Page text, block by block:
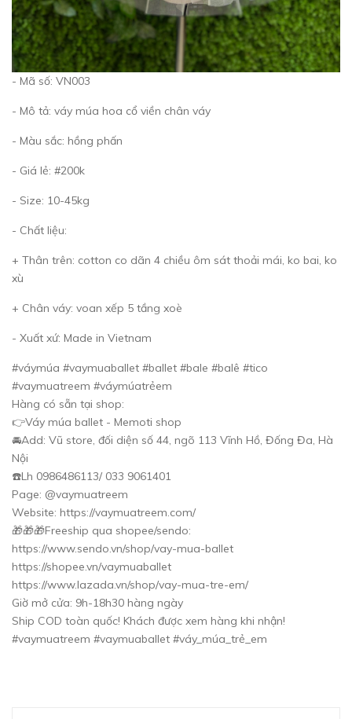
- Mã số: VN003
- Mô tả: váy múa hoa cổ viền chân váy
- Màu sắc: hồng phấn
- Giá lẻ: #200k
- Size: 10-45kg
- Chất liệu:
+ Thân trên: cotton co dãn 4 chiều ôm sát thoải mái, ko bai, ko
xù
+ Chân váy: voan xếp 5 tầng xoè
- Xuất xứ: Made in Vietnam
#váymúa #vaymuaballet #ballet #bale #balê #tico
#vaymuatreem #váymúatrẻem
Hàng có sẵn tại shop:
👉Váy múa ballet - Memoti shop
🚘Add: Vũ store, đối diện số 44, ngõ 113 Vĩnh Hồ, Đống Đa, Hà
Nội
☎️Lh 0986486113/ 033 9061401
Page: @vaymuatreem
Website: https://vaymuatreem.com/
🎁🎁🎁Freeship qua shopee/sendo:
https://www.sendo.vn/shop/vay-mua-ballet
https://shopee.vn/vaymuaballet
https://www.lazada.vn/shop/vay-mua-tre-em/
Giờ mở cửa: 9h-18h30 hàng ngày
Ship COD toàn quốc! Khách được xem hàng khi nhận!
#vaymuatreem #vaymuaballet #váy_múa_trẻ_em